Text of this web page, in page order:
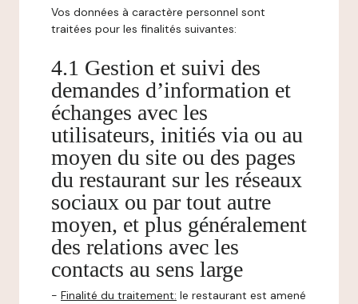
Vos données à caractère personnel sont
traitées pour les finalités suivantes:
4.1 Gestion et suivi des
demandes d’information et
échanges avec les
utilisateurs, initiés via ou au
moyen du site ou des pages
du restaurant sur les réseaux
sociaux ou par tout autre
moyen, et plus généralement
des relations avec les
contacts au sens large
- Finalité du traitement: le restaurant est amené